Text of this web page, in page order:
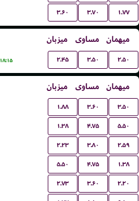
۳.۶۰ ۳.۷۰ ۱.۷۷
میزبان مساوی میهمان
۱۸:۱۵ ۲.۴۵ ۳.۵۰ ۲.۵۰
میزبان مساوی میهمان
۱.۸۸ ۳.۶۰ ۳.۵۰
۱.۳۸ ۴.۷۵ ۵.۵۰
۲.۲۳ ۳.۸۰ ۲.۵۹
۵.۵۰ ۴.۷۵ ۱.۳۸
۲.۷۳ ۳.۶۰ ۲.۲۰